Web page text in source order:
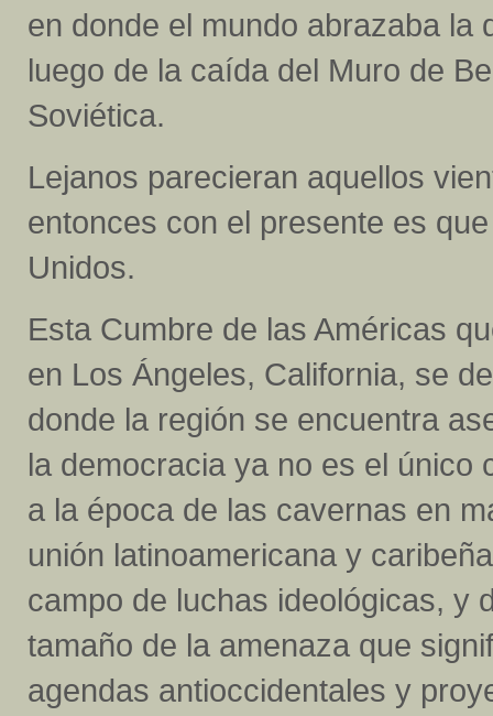
en donde el mundo abrazaba
luego de la caída del Muro de
Soviética.
Lejanos parecieran aquellos
entonces con el presente es
Unidos.
Esta Cumbre de las Américas
en Los Ángeles, California, se
donde la región se encuentra
la democracia ya no es el único
a la época de las cavernas en
unión latinoamericana y
campo de luchas ideológicas, y
tamaño de la amenaza que
agendas antioccidentales y